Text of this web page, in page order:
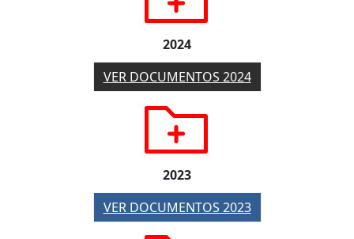
2024
VER DOCUMENTOS 2024
2023
VER DOCUMENTOS 2023